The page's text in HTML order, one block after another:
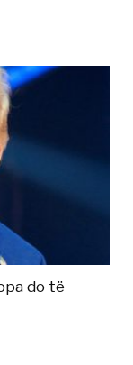
do të